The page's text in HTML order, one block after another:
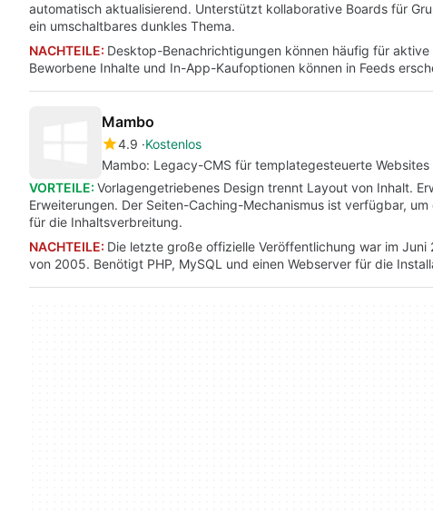
automatisch aktualisierend. Unterstützt kollaborative Boards für
ein umschaltbares dunkles Thema.
NACHTEILE: Desktop-Benachrichtigungen können häufig für
Beworbene Inhalte und In-App-Kaufoptionen können in Feeds
Mambo
4.9 Kostenlos
Mambo: Legacy-CMS für templategesteuerte Websites
VORTEILE: Vorlagengetriebenes Design trennt Layout von Inhalt.
Erweiterungen. Der Seiten-Caching-Mechanismus ist verfügbar,
für die Inhaltsverbreitung.
NACHTEILE: Die letzte große offizielle Veröffentlichung war im
von 2005. Benötigt PHP, MySQL und einen Webserver für die